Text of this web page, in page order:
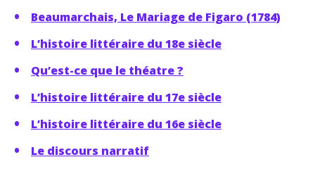
Beaumarchais, Le Mariage de Figaro (1784)
L’histoire littéraire du 18e siècle
Qu’est-ce que le théatre ?
L’histoire littéraire du 17e siècle
L’histoire littéraire du 16e siècle
Le discours narratif